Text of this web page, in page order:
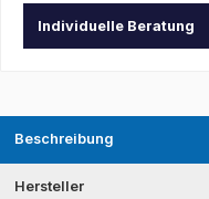
Individuelle Beratung
Beschreibung
Hersteller